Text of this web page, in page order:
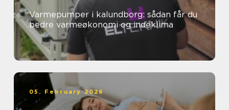
Varmepumper i kalundborg: sådan får du
bedre varmeøkonomi og indeklima
05. February 2026